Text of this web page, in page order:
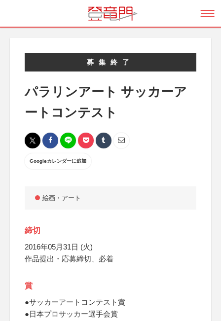
募集終了
パラリンアート サッカーア
ートコンテスト
Googleカレンダーに追加
絵画・アート
締切
2016年05月31日 (火)
作品提出・応募締切、必着
賞
●サッカーアートコンテスト賞
●日本プロサッカー選手会賞